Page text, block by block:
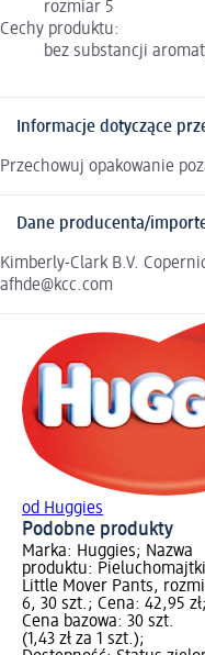
rozmiar 5
Cechy produktu:
bez substancji
Informacje dotyczące
Przechowuj opakowanie
Dane producenta/
Kimberly-Clark B.V.
afhde@kcc.com
od Huggies
Podobne produkty
Marka: Huggies; Nazwa
produktu: Pieluchomajtki
Little Mover Pants,
6, 30 szt.; Cena: 42,95 zł;
Cena bazowa: 30 szt.
(1,43 zł za 1 szt.);